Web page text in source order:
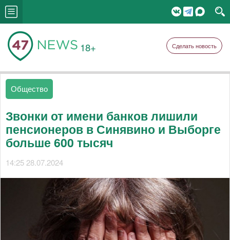
18+ Сделать новость
Общество
Звонки от имени банков лишили
пенсионеров в Синявино и Выборге
больше 600 тысяч
14:25 28.07.2024